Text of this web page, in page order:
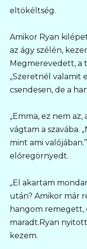
eltökéltség.
Amikor Ryan
az ágy szélén,
Megmerevedett, a
„Szeretnél valamit
csendesen, de a
„Emma, ez nem
vágtam a szavába.
mint ami
előregörnyedt.
„El akartam
után? Amikor már
hangom remegett,
maradt.Ryan
kezem.